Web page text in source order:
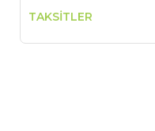
TAKSITLER